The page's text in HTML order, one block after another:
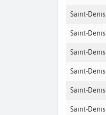
Saint-Denis
Saint-Denis
Saint-Denis
Saint-Denis
Saint-Denis
Saint-Denis